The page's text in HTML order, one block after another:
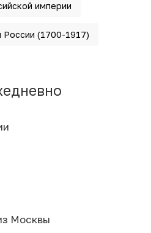
империи
(1700-1917)
Москвы